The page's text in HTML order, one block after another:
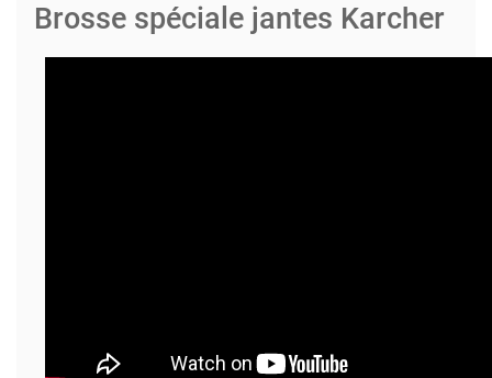
Brosse spéciale jantes Karcher